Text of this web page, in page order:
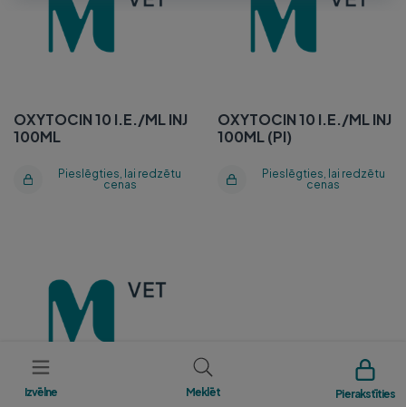
Izvēlne Meklēt Pierakstīties
OXYTOCIN 10 I.E./ML INJ
100ML
Pieslēgties, lai redzētu
cenas
OXYTOCIN 10 I.E./ML INJ
100ML (PI)
Pieslēgties, lai redzētu
cenas
CŪKĀM/LIELLOPIEM